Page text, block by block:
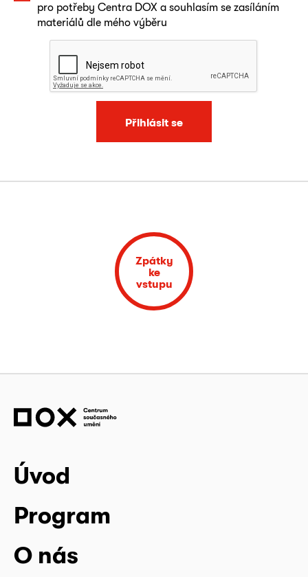
pro potřeby Centra DOX a souhlasím se zasíláním
materiálů dle mého výběru
Přihlásit se
Zpátky
ke
vstupu
Úvod
Program
O nás